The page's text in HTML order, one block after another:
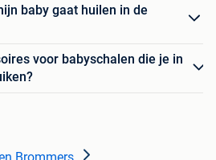
baby gaat huilen in de
voor babyschalen die je in